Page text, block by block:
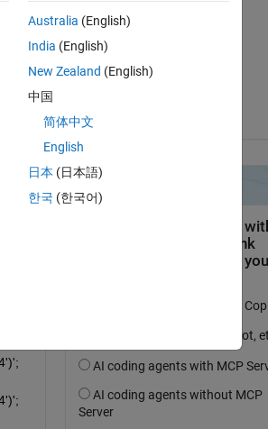
Matthew
el 9 de Nov. de 2012
Australia (English)
India (English)
New Zealand (English)
中国
简体中文
English
日本 (日本語)
한국 (한국어)